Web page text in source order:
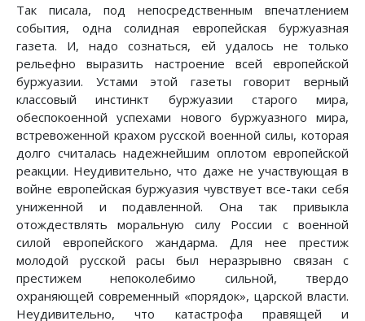
Так писала, под непосредственным впечатлением
события, одна солидная европейская буржуазная
газета. И, надо сознаться, ей удалось не только
рельефно выразить настроение всей европейской
буржуазии. Устами этой газеты говорит верный
классовый инстинкт буржуазии старого мира,
обеспокоенной успехами нового буржуазного мира,
встревоженной крахом русской военной силы, которая
долго считалась надежнейшим оплотом европейской
реакции. Неудивительно, что даже не участвующая в
войне европейская буржуазия чувствует все-таки себя
униженной и подавленной. Она так привыкла
отождествлять моральную силу России с военной
силой европейского жандарма. Для нее престиж
молодой русской расы был неразрывно связан с
престижем непоколебимо сильной, твердо
охраняющей современный «порядок», царской власти.
Неудивительно, что катастрофа правящей и